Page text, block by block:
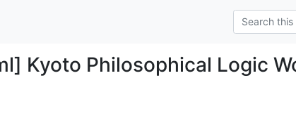
Kyoto Philosophical Logic